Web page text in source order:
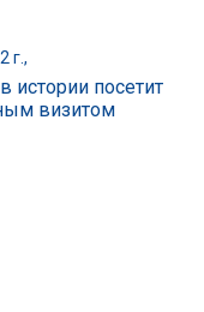
г.,
истории посетит
визитом